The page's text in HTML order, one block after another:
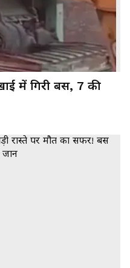
में गिरी बस, 7 की